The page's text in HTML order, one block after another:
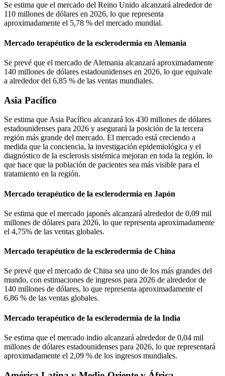
Se estima que el mercado del Reino Unido alcanzará alrededor de
110 millones de dólares en 2026, lo que representa
aproximadamente el 5,78 % del mercado mundial.
Mercado terapéutico de la esclerodermia en Alemania
Se prevé que el mercado de Alemania alcanzará aproximadamente
140 millones de dólares estadounidenses en 2026, lo que equivale
a alrededor del 6,85 % de las ventas mundiales.
Asia Pacífico
Se estima que Asia Pacífico alcanzará los 430 millones de dólares
estadounidenses para 2026 y asegurará la posición de la tercera
región más grande del mercado. El mercado está creciendo a
medida que la conciencia, la investigación epidemiológica y el
diagnóstico de la esclerosis sistémica mejoran en toda la región, lo
que hace que la población de pacientes sea más visible para el
tratamiento en la región.
Mercado terapéutico de la esclerodermia en Japón
Se estima que el mercado japonés alcanzará alrededor de 0,09 mil
millones de dólares para 2026, lo que representa aproximadamente
el 4,75% de las ventas globales.
Mercado terapéutico de la esclerodermia de China
Se prevé que el mercado de China sea uno de los más grandes del
mundo, con estimaciones de ingresos para 2026 de alrededor de
140 millones de dólares, lo que representa aproximadamente el
6,86 % de las ventas globales.
Mercado terapéutico de la esclerodermia de la India
Se estima que el mercado indio alcanzará alrededor de 0,04 mil
millones de dólares estadounidenses para 2026, lo que representará
aproximadamente el 2,09 % de los ingresos mundiales.